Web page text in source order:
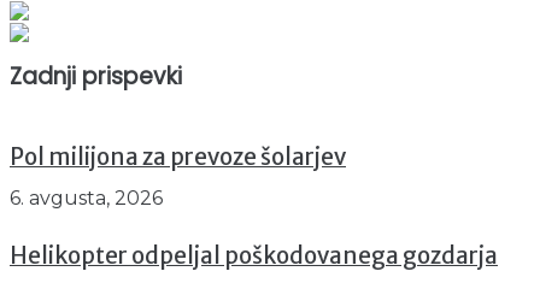
Zadnji prispevki
Pol milijona za prevoze šolarjev
6. avgusta, 2026
Helikopter odpeljal poškodovanega gozdarja